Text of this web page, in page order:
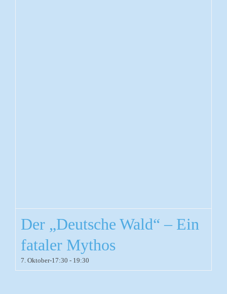
Der „Deutsche Wald“ – Ein
fataler Mythos
7. Oktober-17:30 - 19:30